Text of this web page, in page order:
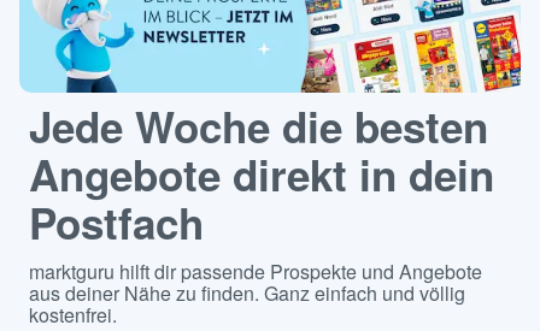
Jede Woche die besten
Angebote direkt in dein
Postfach
marktguru hilft dir passende Prospekte und Angebote
aus deiner Nähe zu finden. Ganz einfach und völlig
kostenfrei.